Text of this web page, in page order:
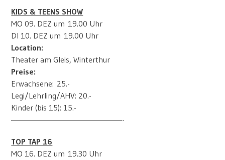
KIDS & TEENS SHOW
MO 09. DEZ um 19.00 Uhr
DI 10. DEZ um 19.00 Uhr
Location:
Theater am Gleis, Winterthur
Preise:
Erwachsene: 25.-
Legi/Lehrling/AHV: 20.-
Kinder (bis 15): 15.-
—————————————————-
TOP TAP 16
MO 16. DEZ um 19.30 Uhr